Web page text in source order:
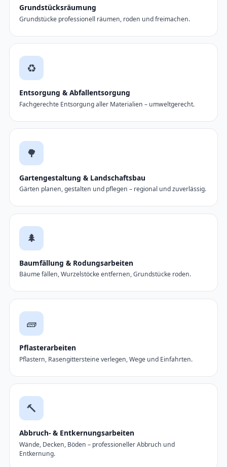
Grundstücksräumung
Grundstücke professionell räumen, roden und freimachen.
♻️
Entsorgung & Abfallentsorgung
Fachgerechte Entsorgung aller Materialien – umweltgerecht.
🌳
Gartengestaltung & Landschaftsbau
Gärten planen, gestalten und pflegen – regional und zuverlässig.
🌲
Baumfällung & Rodungsarbeiten
Bäume fällen, Wurzelstöcke entfernen, Grundstücke roden.
🧱
Pflasterarbeiten
Pflastern, Rasengittersteine verlegen, Wege und Einfahrten.
🔨
Abbruch- & Entkernungsarbeiten
Wände, Decken, Böden – professioneller Abbruch und
Entkernung.